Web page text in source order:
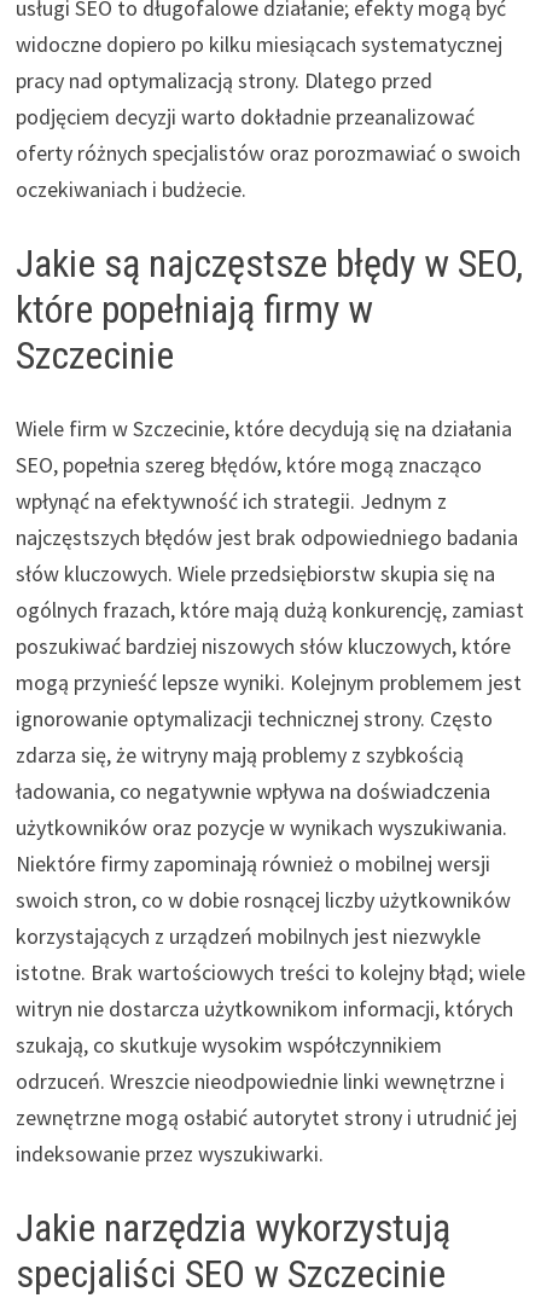
usługi SEO to długofalowe działanie; efekty mogą być
widoczne dopiero po kilku miesiącach systematycznej
pracy nad optymalizacją strony. Dlatego przed
podjęciem decyzji warto dokładnie przeanalizować
oferty różnych specjalistów oraz porozmawiać o swoich
oczekiwaniach i budżecie.
Jakie są najczęstsze błędy w SEO,
które popełniają firmy w
Szczecinie
Wiele firm w Szczecinie, które decydują się na działania
SEO, popełnia szereg błędów, które mogą znacząco
wpłynąć na efektywność ich strategii. Jednym z
najczęstszych błędów jest brak odpowiedniego badania
słów kluczowych. Wiele przedsiębiorstw skupia się na
ogólnych frazach, które mają dużą konkurencję, zamiast
poszukiwać bardziej niszowych słów kluczowych, które
mogą przynieść lepsze wyniki. Kolejnym problemem jest
ignorowanie optymalizacji technicznej strony. Często
zdarza się, że witryny mają problemy z szybkością
ładowania, co negatywnie wpływa na doświadczenia
użytkowników oraz pozycje w wynikach wyszukiwania.
Niektóre firmy zapominają również o mobilnej wersji
swoich stron, co w dobie rosnącej liczby użytkowników
korzystających z urządzeń mobilnych jest niezwykle
istotne. Brak wartościowych treści to kolejny błąd; wiele
witryn nie dostarcza użytkownikom informacji, których
szukają, co skutkuje wysokim współczynnikiem
odrzuceń. Wreszcie nieodpowiednie linki wewnętrzne i
zewnętrzne mogą osłabić autorytet strony i utrudnić jej
indeksowanie przez wyszukiwarki.
Jakie narzędzia wykorzystują
specjaliści SEO w Szczecinie